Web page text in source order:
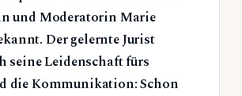
und Moderatorin Marie
Der gelernte Jurist
seine Leidenschaft fürs
die Kommunikation: Schon